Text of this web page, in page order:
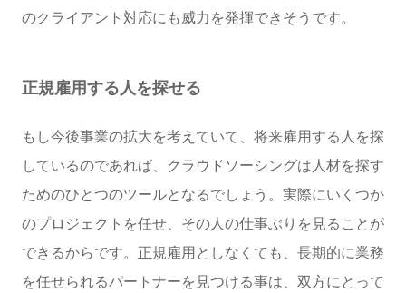
のクライアント対応にも威力を発揮できそうです。
正規雇用する人を探せる
もし今後事業の拡大を考えていて、将来雇用する人を探
しているのであれば、クラウドソーシングは人材を探す
ためのひとつのツールとなるでしょう。実際にいくつか
のプロジェクトを任せ、その人の仕事ぶりを見ることが
できるからです。正規雇用としなくても、長期的に業務
を任せられるパートナーを見つける事は、双方にとって